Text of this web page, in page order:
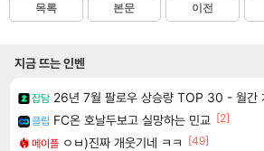
목록 본문 이전
지금 뜨는 인벤
잡담 26년 7월 팔로우 상승량 TOP 30 - 월간
클립 FC온 호날두보고 실망하는 민교 [2]
메이플 ㅇㅂ)진짜 개웃기네 ㅋㅋ
[49]